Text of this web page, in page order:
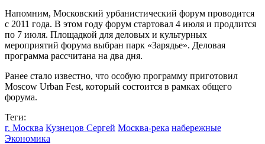
Напомним, Московский урбанистический форум проводится
с 2011 года. В этом году форум стартовал 4 июля и продлится
по 7 июля. Площадкой для деловых и культурных
мероприятий форума выбран парк «Зарядье». Деловая
программа рассчитана на два дня.
Ранее стало известно, что особую программу приготовил
Moscow Urban Fest, который состоится в рамках общего
форума.
Теги:
г. Москва Кузнецов Сергей Москва-река набережные
Экономика